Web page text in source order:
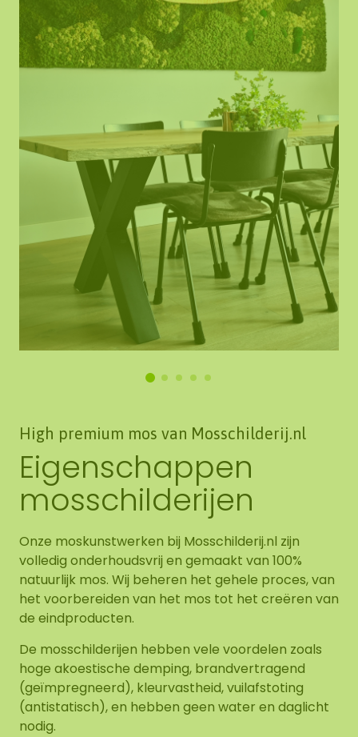
High premium mos van Mosschilderij.nl
Eigenschappen
mosschilderijen
Onze moskunstwerken bij Mosschilderij.nl zijn
volledig onderhoudsvrij en gemaakt van 100%
natuurlijk mos. Wij beheren het gehele proces, van
het voorbereiden van het mos tot het creëren van
de eindproducten.
De mosschilderijen hebben vele voordelen zoals
hoge akoestische demping, brandvertragend
(geïmpregneerd), kleurvastheid, vuilafstoting
(antistatisch), en hebben geen water en daglicht
nodig.